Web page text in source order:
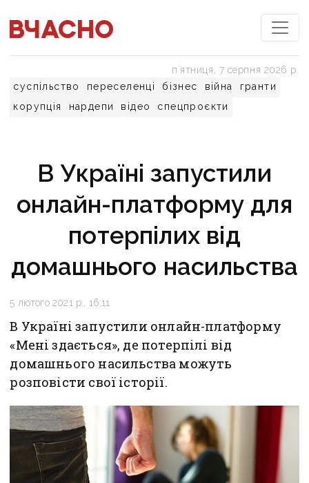
суспільство переселенці бізнес війна
гранти
корупція
нардепи відео спецпроєкти
пʼятниця, 7 серпня 2026 р.
В Україні запустили
онлайн-платформу для
потерпілих від
домашнього насильства
5 лютого 2021 р., 16:11
В Україні запустили онлайн-платформу
«Мені здається», де потерпілі від
домашнього насильства можуть
розповісти свої історії.